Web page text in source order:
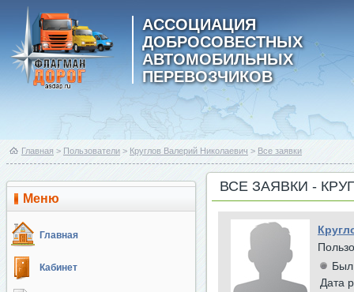
АССОЦИАЦИЯ
ДОБРОСОВЕСТНЫХ
АВТОМОБИЛЬНЫХ
ПЕРЕВОЗЧИКОВ
Главная > Пользователи > Круглов Валерий Николаевич > Все заявки
Меню
Главная
Кабинет
ВСЕ ЗАЯВКИ -
Был
Дата